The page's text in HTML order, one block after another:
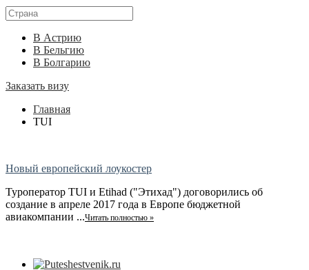
В Астрию
В Бельгию
В Болгарию
Заказать визу
Главная
TUI
Новый европейский лоукостер
Туроператор TUI и Etihad ("Этихад") договорились об
создание в апреле 2017 года в Европе бюджетной
авиакомпании ...Читать полностью »